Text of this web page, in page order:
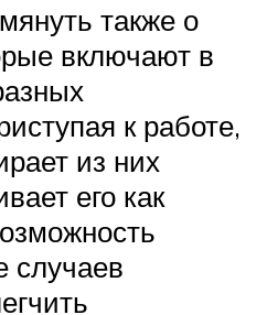
также о
включают в
к работе,
из них
его как
случаев